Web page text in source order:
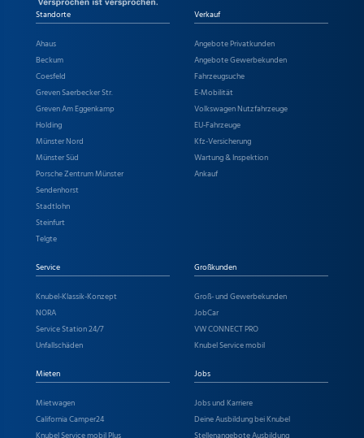
Standorte
Ahaus
Beckum
Coesfeld
Greven Saerbecker Str.
Greven Am Eggenkamp
Holding
Münster Nord
Münster Süd
Porsche Zentrum Münster
Sendenhorst
Stadtlohn
Steinfurt
Telgte
Verkauf
Angebote Privatkunden
Angebote Gewerbekunden
Fahrzeugsuche
E-Mobilität
Volkswagen Nutzfahrzeuge
EU-Fahrzeuge
Kfz-Versicherung
Wartung & Inspektion
Ankauf
Service
Knubel-Klassik-Konzept
NORA
Service Station 24/7
Unfallschäden
Großkunden
Groß- und Gewerbekunden
JobCar
VW CONNECT PRO
Knubel Service mobil
Mieten
Mietwagen
California Camper24
Jobs
Jobs und Karriere
Deine Ausbildung bei Knubel